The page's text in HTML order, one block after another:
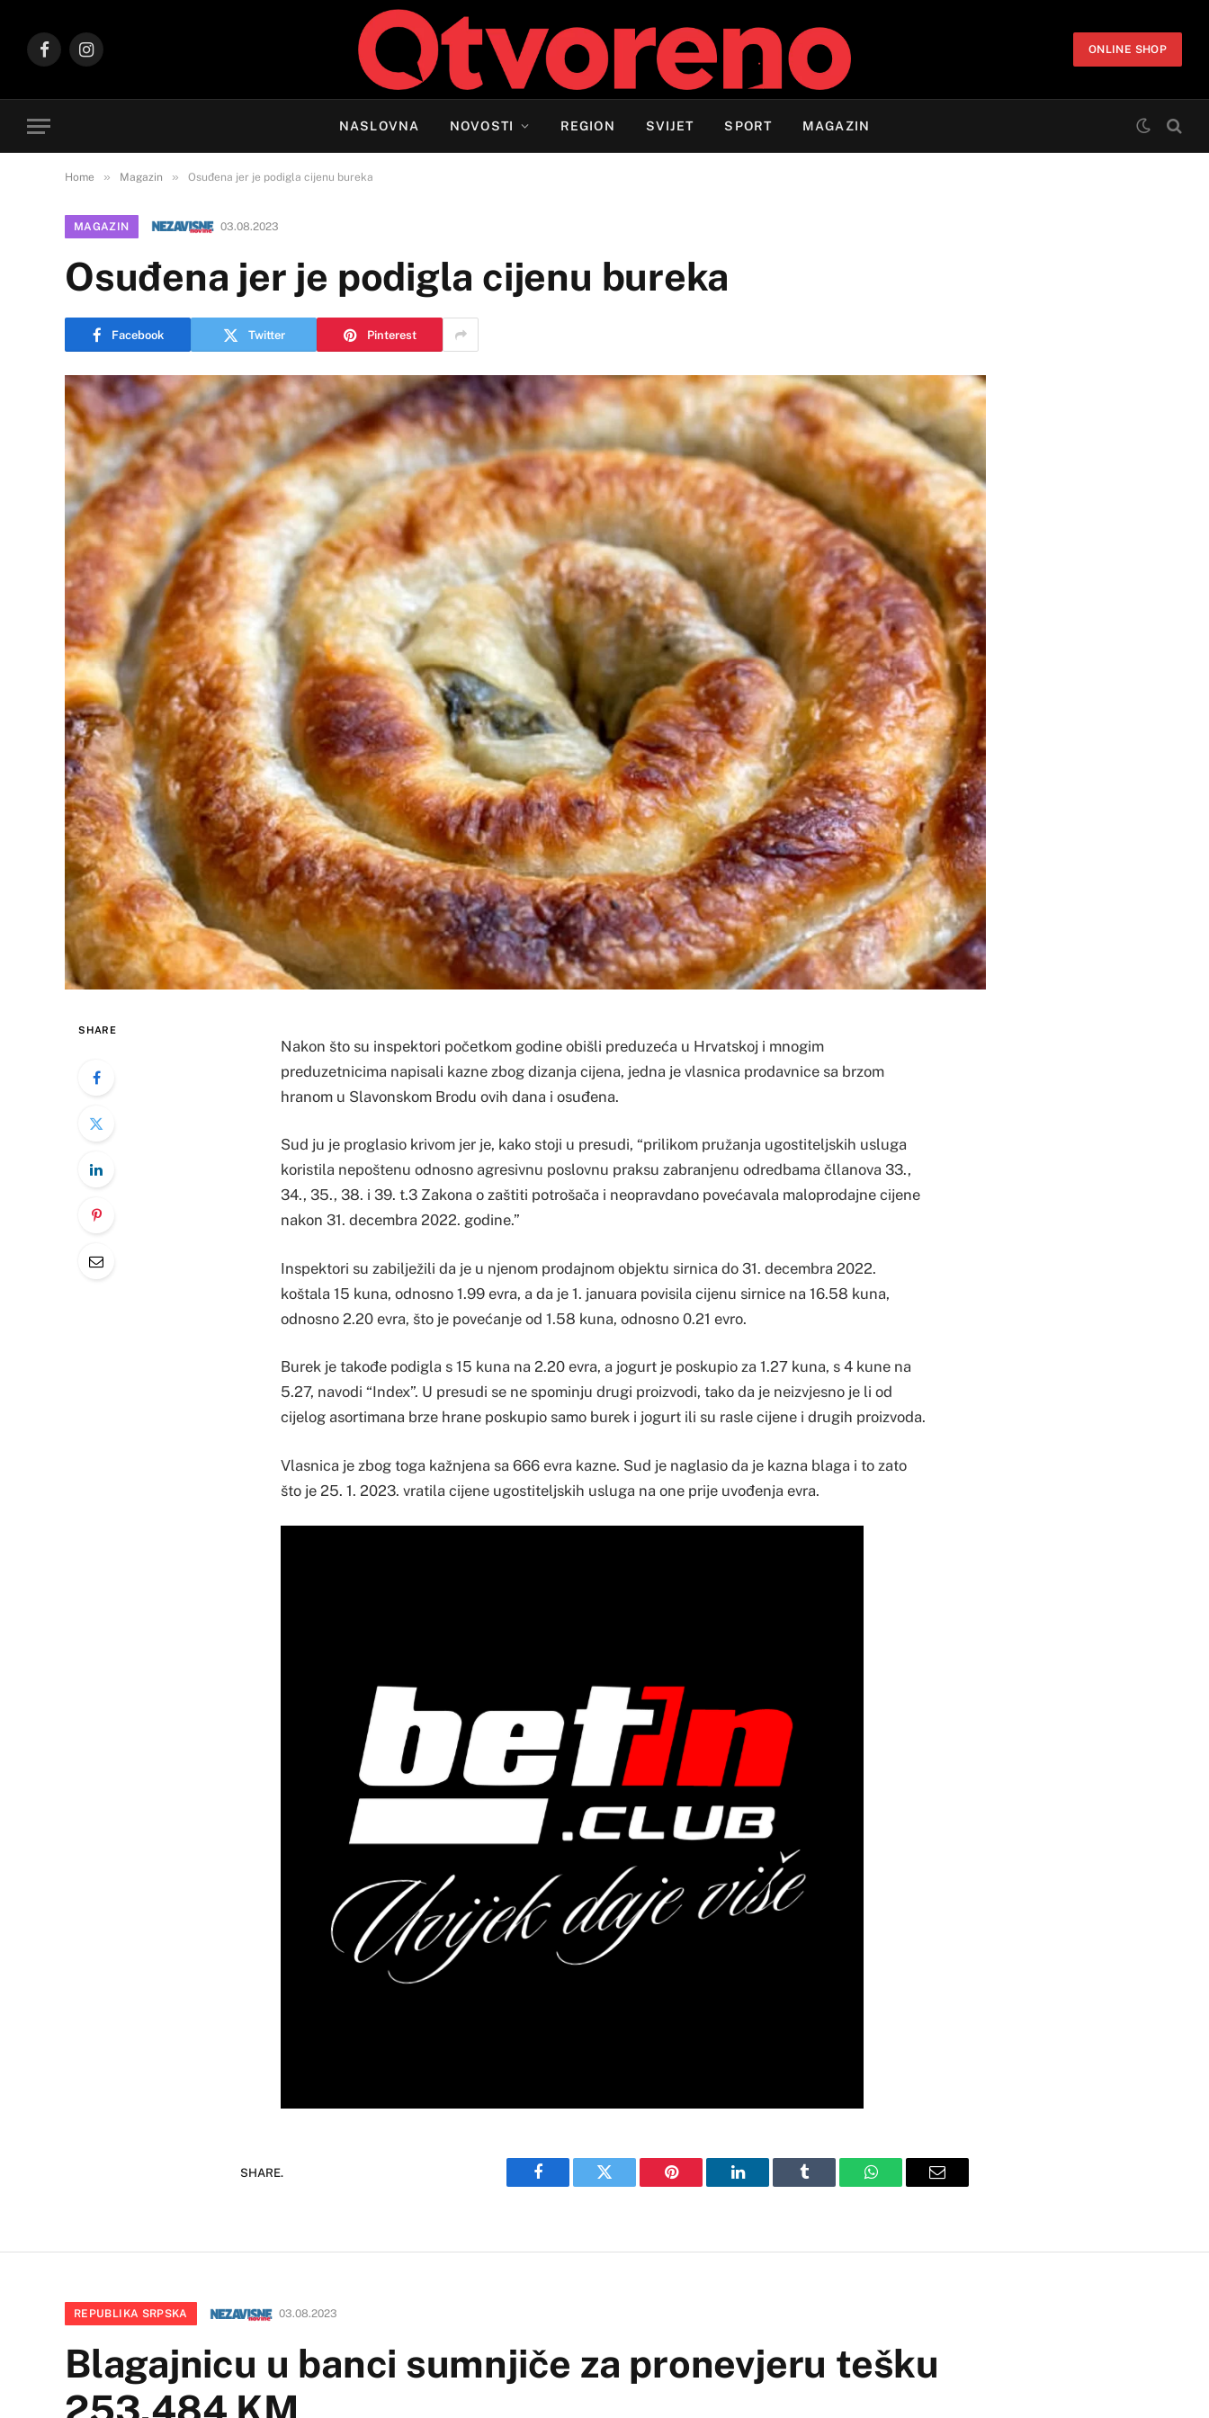
FacebookInstagram
ONLINE SHOP
NASLOVNA NOVOSTI REGION SVIJET SPORT MAGAZIN
Home » Magazin » Osuđena jer je podigla cijenu bureka
MAGAZIN 03.08.2023
Osuđena jer je podigla cijenu bureka
Facebook Twitter Pinterest
SHARE
Nakon što su inspektori početkom godine obišli preduzeća u Hrvatskoj i mnogim
preduzetnicima napisali kazne zbog dizanja cijena, jedna je vlasnica prodavnice sa brzom
hranom u Slavonskom Brodu ovih dana i osuđena.
Sud ju je proglasio krivom jer je, kako stoji u presudi, “prilikom pružanja ugostiteljskih usluga
koristila nepoštenu odnosno agresivnu poslovnu praksu zabranjenu odredbama čllanova 33.,
34., 35., 38. i 39. t.3 Zakona o zaštiti potrošača i neopravdano povećavala maloprodajne cijene
nakon 31. decembra 2022. godine.”
Inspektori su zabilježili da je u njenom prodajnom objektu sirnica do 31. decembra 2022.
koštala 15 kuna, odnosno 1.99 evra, a da je 1. januara povisila cijenu sirnice na 16.58 kuna,
odnosno 2.20 evra, što je povećanje od 1.58 kuna, odnosno 0.21 evro.
Burek je takođe podigla s 15 kuna na 2.20 evra, a jogurt je poskupio za 1.27 kuna, s 4 kune na
5.27, navodi “Index”. U presudi se ne spominju drugi proizvodi, tako da je neizvjesno je li od
cijelog asortimana brze hrane poskupio samo burek i jogurt ili su rasle cijene i drugih proizvoda.
Vlasnica je zbog toga kažnjena sa 666 evra kazne. Sud je naglasio da je kazna blaga i to zato
što je 25. 1. 2023. vratila cijene ugostiteljskih usluga na one prije uvođenja evra.
SHARE.
Facebook Twitter Pinterest LinkedIn Tumblr WhatsAppEmail
REPUBLIKA SRPSKA 03.08.2023
Blagajnicu u banci sumnjiče za pronevjeru tešku